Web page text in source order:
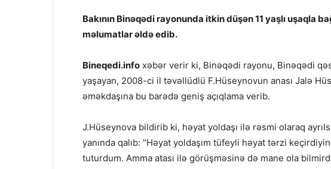
Bakının Binəqədi rayonunda itkin düşən 11 yaşlı uşaqla
məlumatlar əldə edib.
Bineqedi.info xəbər verir ki, Binəqədi rayonu, Binəqədi
yaşayan, 2008-ci il təvəllüdlü F.Hüseynovun anası Jalə
əməkdaşına bu barədə geniş açıqlama verib.
J.Hüseynova bildirib ki, həyat yoldaşı ilə rəsmi olaraq
yanında qalıb: “Həyat yoldaşım tüfeyli həyat tərzi
tuturdum. Amma atası ilə görüşməsinə də mane ola